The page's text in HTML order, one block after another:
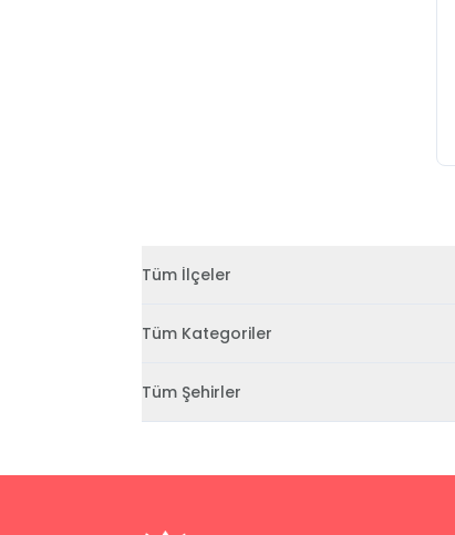
Tüm İlçeler
Tüm Kategoriler
Tüm Şehirler